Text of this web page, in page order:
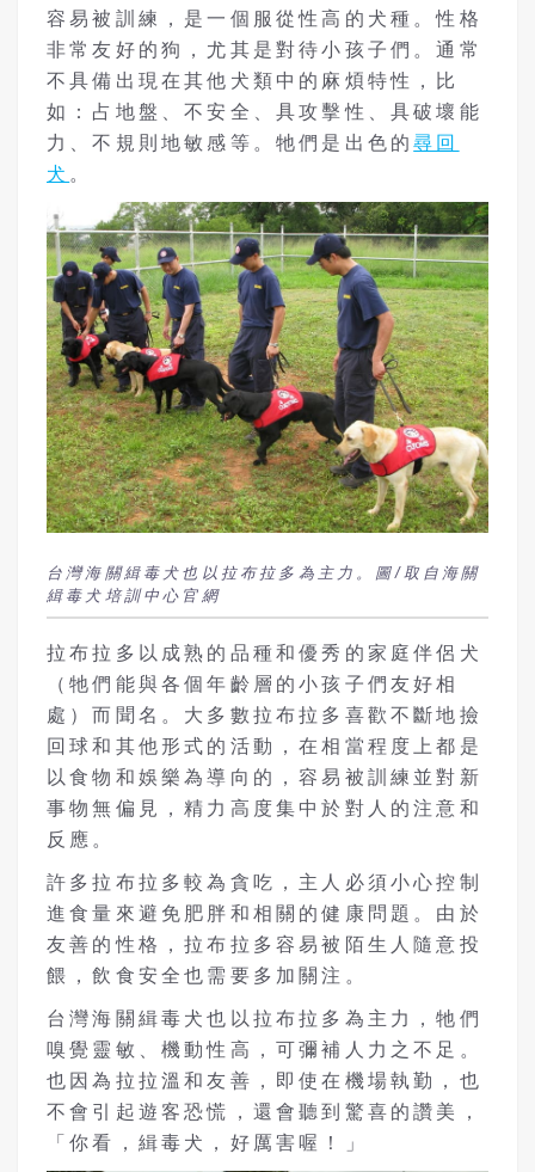
容易被訓練，是一個服從性高的犬種。性格
非常友好的狗，尤其是對待小孩子們。通常
不具備出現在其他犬類中的麻煩特性，比
如：占地盤、不安全、具攻擊性、具破壞能
力、不規則地敏感等。牠們是出色的尋回
犬 。
台灣海關緝毒犬也以拉布拉多為主力。圖/取自海關
緝毒犬培訓中心官網
拉布拉多以成熟的品種和優秀的家庭伴侶犬
（牠們能與各個年齡層的小孩子們友好相
處）而聞名。大多數拉布拉多喜歡不斷地撿
回球和其他形式的活動，在相當程度上都是
以食物和娛樂為導向的，容易被訓練並對新
事物無偏見，精力高度集中於對人的注意和
反應。
許多拉布拉多較為貪吃，主人必須小心控制
進食量來避免肥胖和相關的健康問題。由於
友善的性格，拉布拉多容易被陌生人隨意投
餵，飲食安全也需要多加關注。
台灣海關緝毒犬也以拉布拉多為主力，牠們
嗅覺靈敏、機動性高，可彌補人力之不足。
也因為拉拉溫和友善，即使在機場執勤，也
不會引起遊客恐慌，還會聽到驚喜的讚美，
「你看，緝毒犬，好厲害喔！」